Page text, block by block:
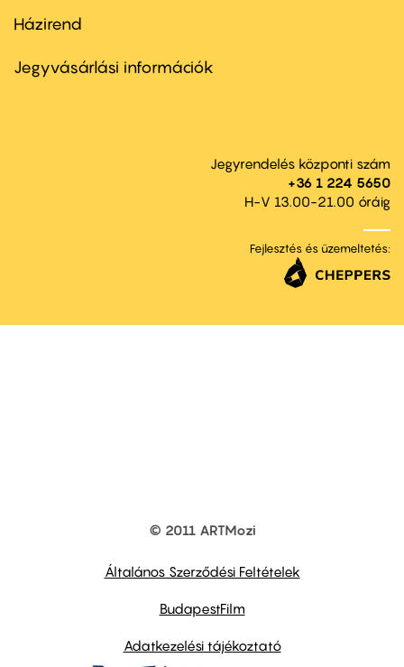
Footer
second
Házirend
Jegyvásárlási információk
Jegyrendelés központi szám
+36 1 224 5650
H-V 13.00-21.00 óráig
Fejlesztés és üzemeltetés:
© 2011 ARTMozi
Általános Szerződési Feltételek
BudapestFilm
Adatkezelési tájékoztató